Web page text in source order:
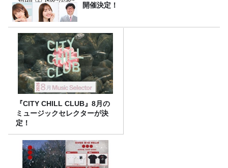
開催決定！
『CITY CHILL CLUB』8月の
ミュージックセレクターが決
定！